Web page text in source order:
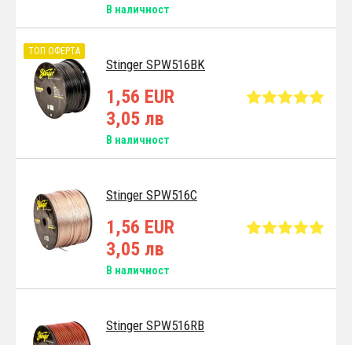
В наличност
Stinger SPW516BK
ТОП ОФЕРТА
1,56 EUR
3,05 лв
В наличност
Stinger SPW516C
1,56 EUR
3,05 лв
В наличност
Stinger SPW516RB